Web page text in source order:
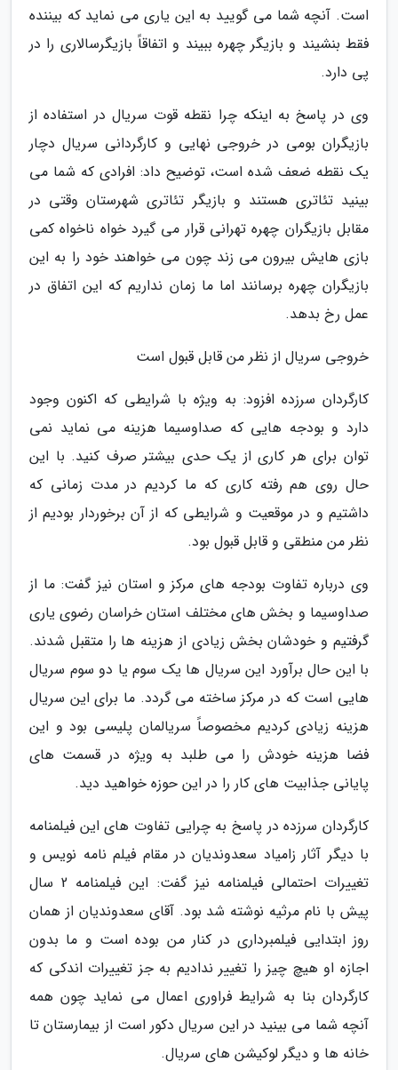
است. آنچه شما می گویید به این یاری می نماید که بیننده
فقط بنشیند و بازیگر چهره ببیند و اتفاقاً بازیگرسالاری را در
پی دارد.
وی در پاسخ به اینکه چرا نقطه قوت سریال در استفاده از
بازیگران بومی در خروجی نهایی و کارگردانی سریال دچار
یک نقطه ضعف شده است، توضیح داد: افرادی که شما می
بینید تئاتری هستند و بازیگر تئاتری شهرستان وقتی در
مقابل بازیگران چهره تهرانی قرار می گیرد خواه ناخواه کمی
بازی هایش بیرون می زند چون می خواهند خود را به این
بازیگران چهره برسانند اما ما زمان نداریم که این اتفاق در
عمل رخ بدهد.
خروجی سریال از نظر من قابل قبول است
کارگردان سرزده افزود: به ویژه با شرایطی که اکنون وجود
دارد و بودجه هایی که صداوسیما هزینه می نماید نمی
توان برای هر کاری از یک حدی بیشتر صرف کنید. با این
حال روی هم رفته کاری که ما کردیم در مدت زمانی که
داشتیم و در موقعیت و شرایطی که از آن برخوردار بودیم از
نظر من منطقی و قابل قبول بود.
وی درباره تفاوت بودجه های مرکز و استان نیز گفت: ما از
صداوسیما و بخش های مختلف استان خراسان رضوی یاری
گرفتیم و خودشان بخش زیادی از هزینه ها را متقبل شدند.
با این حال برآورد این سریال ها یک سوم یا دو سوم سریال
هایی است که در مرکز ساخته می گردد. ما برای این سریال
هزینه زیادی کردیم مخصوصاً سریالمان پلیسی بود و این
فضا هزینه خودش را می طلبد به ویژه در قسمت های
پایانی جذابیت های کار را در این حوزه خواهید دید.
کارگردان سرزده در پاسخ به چرایی تفاوت های این فیلمنامه
با دیگر آثار زامیاد سعدوندیان در مقام فیلم نامه نویس و
تغییرات احتمالی فیلمنامه نیز گفت: این فیلمنامه 2 سال
پیش با نام مرثیه نوشته شد بود. آقای سعدوندیان از همان
روز ابتدایی فیلمبرداری در کنار من بوده است و ما بدون
اجازه او هیچ چیز را تغییر ندادیم به جز تغییرات اندکی که
کارگردان بنا به شرایط فراوری اعمال می نماید چون همه
آنچه شما می بینید در این سریال دکور است از بیمارستان تا
خانه ها و دیگر لوکیشن های سریال.